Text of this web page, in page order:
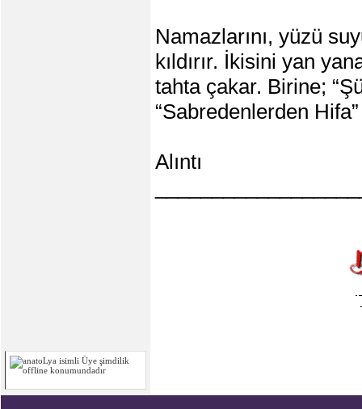
Namazlarını, yüzü
kıldırır. İkisini yan
tahta çakar. Birine;
“Sabredenlerden Hifa”
Alıntı